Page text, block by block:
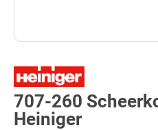
707-260
Heiniger